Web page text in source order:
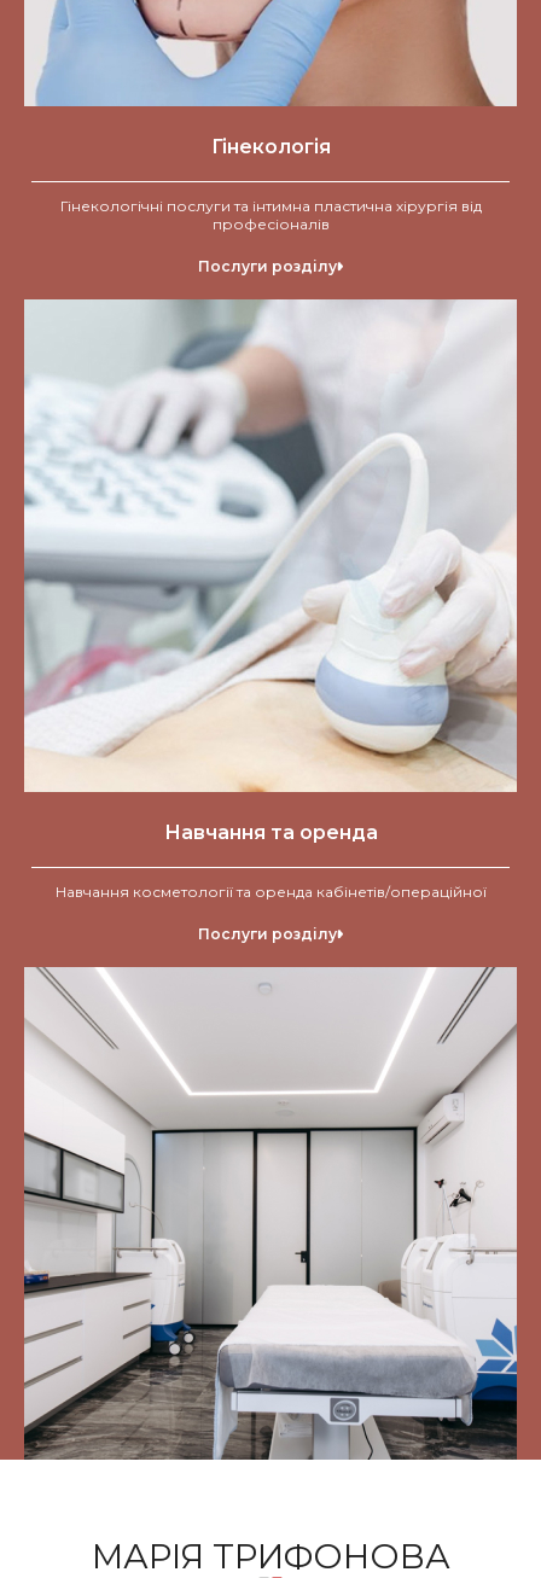
Гінекологія
Гінекологічні послуги та інтимна пластична хірургія від
професіоналів
Послуги розділу
Навчання та оренда
Навчання косметології та оренда кабінетів/операційної
Послуги розділу
МАРІЯ ТРИФОНОВА